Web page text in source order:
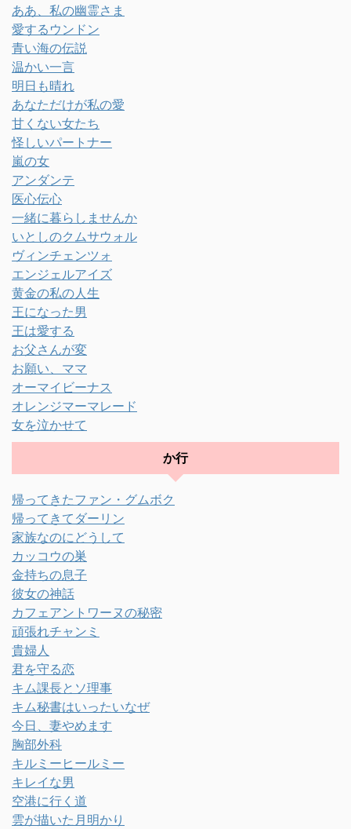
ああ、私の幽霊さま
愛するウンドン
青い海の伝説
温かい一言
明日も晴れ
あなただけが私の愛
甘くない女たち
怪しいパートナー
嵐の女
アンダンテ
医心伝心
一緒に暮らしませんか
いとしのクムサウォル
ヴィンチェンツォ
エンジェルアイズ
黄金の私の人生
王になった男
王は愛する
お父さんが変
お願い、ママ
オーマイビーナス
オレンジマーマレード
女を泣かせて
か行
帰ってきたファン・グムボク
帰ってきてダーリン
家族なのにどうして
カッコウの巣
金持ちの息子
彼女の神話
カフェアントワーヌの秘密
頑張れチャンミ
貴婦人
君を守る恋
キム課長とソ理事
キム秘書はいったいなぜ
今日、妻やめます
胸部外科
キルミーヒールミー
キレイな男
空港に行く道
雲が描いた月明かり